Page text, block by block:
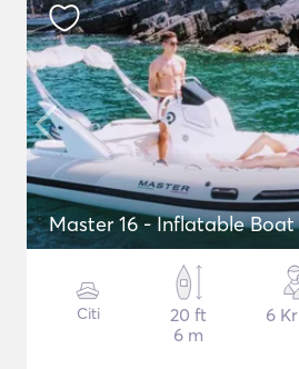
Master 16 - Inflatable Boat
Citi
20 ft
6 m
6